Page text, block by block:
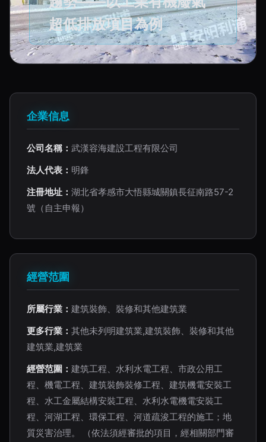
超低排放項目為例
企業信息
公司名稱： 武漢容海建設工程有限公司
法人代表： 明鋒
注冊地址： 湖北省孝感市大悟縣城關鎮長征南路57-2
號（自主申報）
經營范圍
所屬行業： 建筑裝飾、裝修和其他建筑業
更多行業： 其他未列明建筑業,建筑裝飾、裝修和其他
建筑業,建筑業
經營范圍： 建筑工程、水利水電工程、市政公用工
程、機電工程、建筑裝飾裝修工程、建筑機電安裝工
程、水工金屬結構安裝工程、水利水電機電安裝工
程、河湖工程、環保工程、河道疏浚工程的施工；地
質災害治理。 （依法須經審批的項目，經相關部門審